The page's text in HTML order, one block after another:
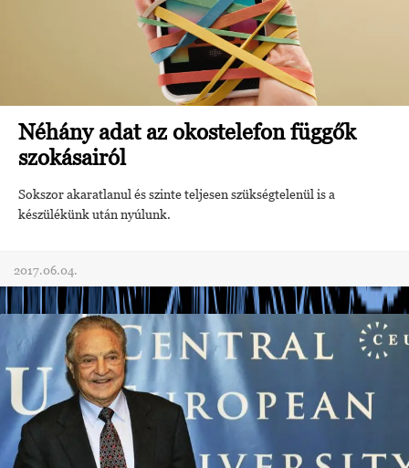
Néhány adat az okostelefon függők
szokásairól
Sokszor akaratlanul és szinte teljesen szükségtelenül is a
készülékünk után nyúlunk.
2017.06.04.